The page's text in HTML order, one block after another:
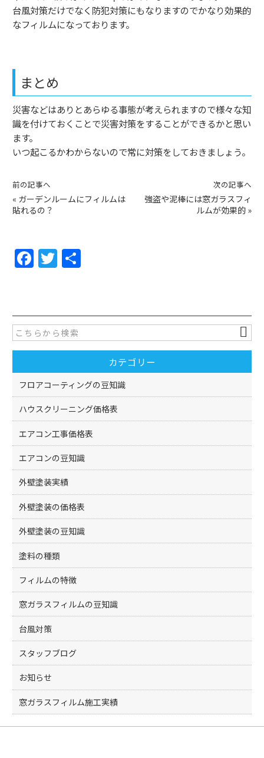
台風対策だけでなく防犯対策にもなりますのでかなり効果的
なフィルムになっております。
まとめ
災害などはありとあらゆる事態が考えられますので様々な知
識を付けておくことで災害対策をすることができるかと思い
ます。
いつ起こるかわからないので常に対策をしておきましょう。
前の記事へ
« ガーデンルームにフィルムは
貼れるの？
次の記事へ
強盗や泥棒には窓ガラスフィ
ルムが効果的 »
F
a
e
b
o
o
k
T
w
er
カテゴリー
フロアコーティングの豆知識
ハウスクリーニング価格表
エアコン工事価格表
エアコンの豆知識
外壁塗装実績
外壁塗装の価格表
外壁塗装の豆知識
塗料の種類
フィルムの特徴
窓ガラスフィルムの豆知識
台風対策
スタッフブログ
お知らせ
窓ガラスフィルム施工実績